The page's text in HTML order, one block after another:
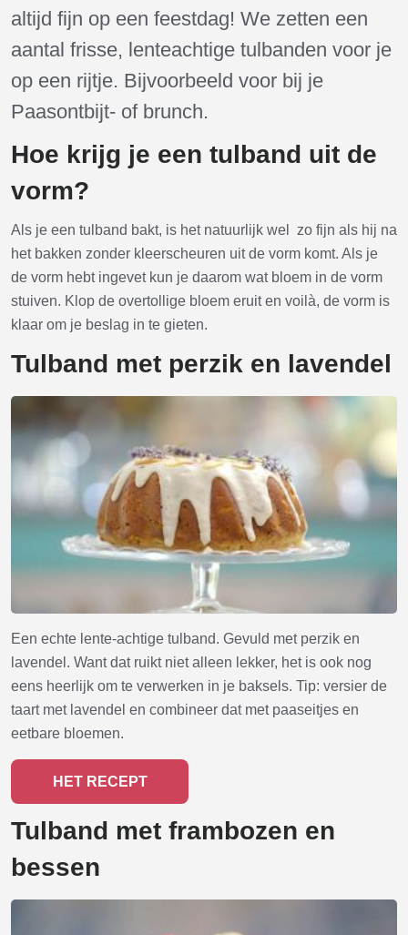
altijd fijn op een feestdag! We zetten een
aantal frisse, lenteachtige tulbanden voor je
op een rijtje. Bijvoorbeeld voor bij je
Paasontbijt- of brunch.
Hoe krijg je een tulband uit de
vorm?
Als je een tulband bakt, is het natuurlijk wel zo fijn als hij na
het bakken zonder kleerscheuren uit de vorm komt. Als je
de vorm hebt ingevet kun je daarom wat bloem in de vorm
stuiven. Klop de overtollige bloem eruit en voilà, de vorm is
klaar om je beslag in te gieten.
Tulband met perzik en lavendel
Een echte lente-achtige tulband. Gevuld met perzik en
lavendel. Want dat ruikt niet alleen lekker, het is ook nog
eens heerlijk om te verwerken in je baksels. Tip: versier de
taart met lavendel en combineer dat met paaseitjes en
eetbare bloemen.
HET RECEPT
Tulband met frambozen en
bessen